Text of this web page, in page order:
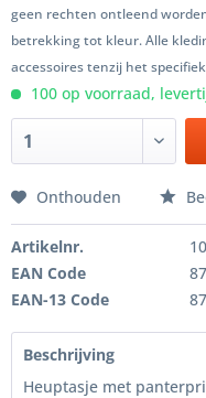
geen rechten ontleend
betrekking tot kleur. Alle
accessoires tenzij het
100 op voorraad,
Onthouden
Artikelnr.
EAN Code
EAN-13 Code
Beschrijving
Heuptasje met